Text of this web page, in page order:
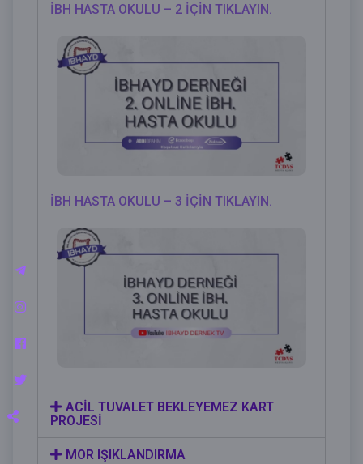
İBH HASTA OKULU – 2 İÇİN TIKLAYIN.
İBH HASTA OKULU – 3 İÇİN TIKLAYIN.
ACİL TUVALET BEKLEYEMEZ KART
PROJESİ
MOR IŞIKLANDIRMA